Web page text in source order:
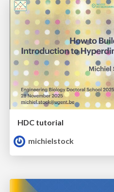
HDC tutorial
michielstock